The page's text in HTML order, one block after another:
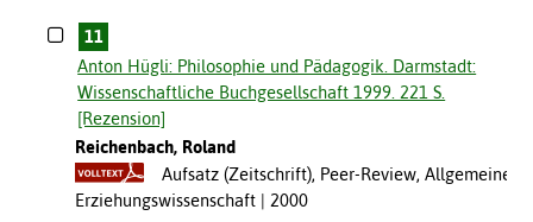
11
Anton Hügli: Philosophie und Pädagogik. Darmstadt:
Wissenschaftliche Buchgesellschaft 1999. 221 S.
[Rezension]
Reichenbach, Roland
Aufsatz (Zeitschrift), Peer-Review, Allgemeine
Erziehungswissenschaft
2000